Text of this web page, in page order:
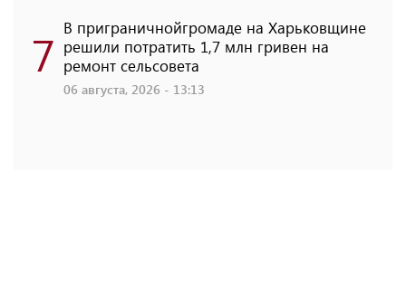
7 В приграничнойгромаде на Харьковщине
решили потратить 1,7 млн ​​гривен на
ремонт сельсовета
06 августа, 2026 - 13:13